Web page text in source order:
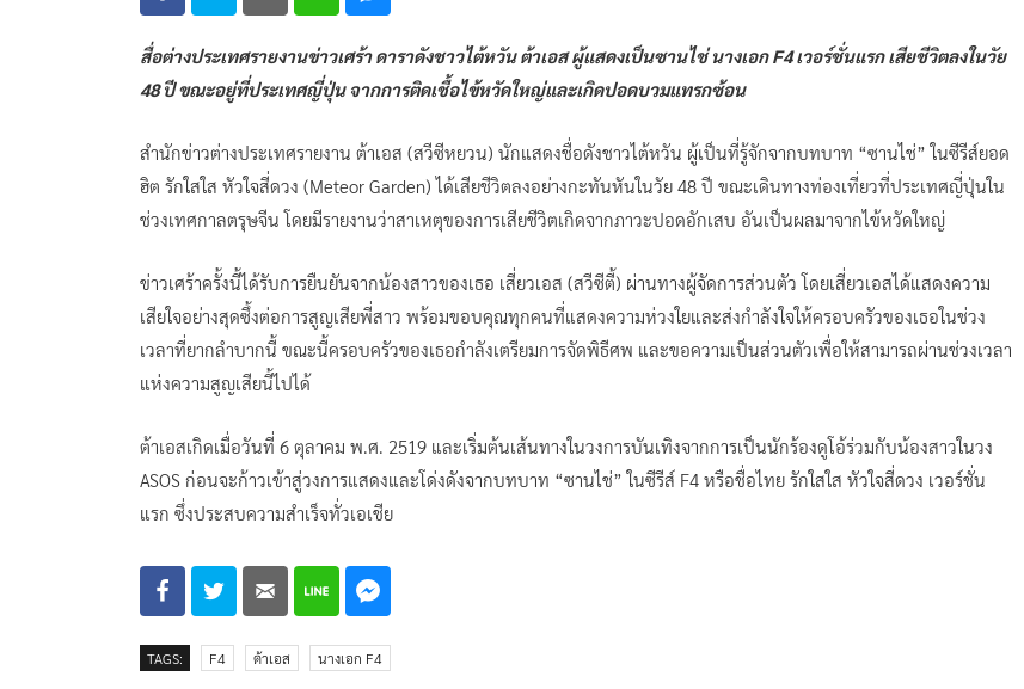
สื่อต่างประเทศรายงานข่าวเศร้า ดาราดังชาวไต้หวัน ต้าเอส ผู้แสดงเป็นซานไช่ นางเอก F4 เวอร์ชั่นแรก เสียชีวิตลงในวัย
48 ปี ขณะอยู่ที่ประเทศญี่ปุ่น จากการติดเชื้อไข้หวัดใหญ่และเกิดปอดบวมแทรกซ้อน
สำนักข่าวต่างประเทศรายงาน ต้าเอส (สวีซีหยวน) นักแสดงชื่อดังชาวไต้หวัน ผู้เป็นที่รู้จักจากบทบาท “ซานไช่” ในซีรีส์ยอด
ฮิต รักใสใส หัวใจสี่ดวง (Meteor Garden) ได้เสียชีวิตลงอย่างกะทันหันในวัย 48 ปี ขณะเดินทางท่องเที่ยวที่ประเทศญี่ปุ่นใน
ช่วงเทศกาลตรุษจีน โดยมีรายงานว่าสาเหตุของการเสียชีวิตเกิดจากภาวะปอดอักเสบ อันเป็นผลมาจากไข้หวัดใหญ่
ข่าวเศร้าครั้งนี้ได้รับการยืนยันจากน้องสาวของเธอ เสี่ยวเอส (สวีซีตี้) ผ่านทางผู้จัดการส่วนตัว โดยเสี่ยวเอสได้แสดงความ
เสียใจอย่างสุดซึ้งต่อการสูญเสียพี่สาว พร้อมขอบคุณทุกคนที่แสดงความห่วงใยและส่งกำลังใจให้ครอบครัวของเธอในช่วง
เวลาที่ยากลำบากนี้ ขณะนี้ครอบครัวของเธอกำลังเตรียมการจัดพิธีศพ และขอความเป็นส่วนตัวเพื่อให้สามารถผ่านช่วงเวลา
แห่งความสูญเสียนี้ไปได้
ต้าเอสเกิดเมื่อวันที่ 6 ตุลาคม พ.ศ. 2519 และเริ่มต้นเส้นทางในวงการบันเทิงจากการเป็นนักร้องดูโอ้ร่วมกับน้องสาวในวง
ASOS ก่อนจะก้าวเข้าสู่วงการแสดงและโด่งดังจากบทบาท “ซานไช่” ในซีรีส์ F4 หรือชื่อไทย รักใสใส หัวใจสี่ดวง เวอร์ชั่น
แรก ซึ่งประสบความสำเร็จทั่วเอเชีย
TAGS: F4 ต้าเอส นางเอก F4